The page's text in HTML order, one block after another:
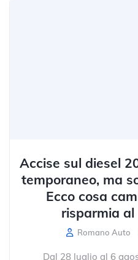
Accise sul diesel
temporaneo, ma
Ecco cosa
risparmia
Romano Auto
Dal 28 luglio al 6